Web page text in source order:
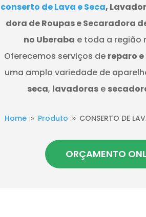
conserto de Lava e Seca,
dora de Roupas e Secaradora
no Uberaba e toda a região
Oferecemos serviços de reparo
uma ampla variedade de
seca, lavadoras e
Home 9 Produto 9 CONSERTO DE
ORÇAMENTO